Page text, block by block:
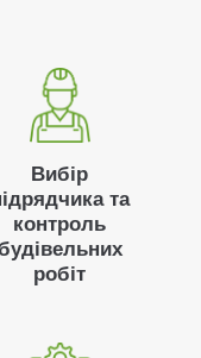
Вибір
та
контроль
робіт